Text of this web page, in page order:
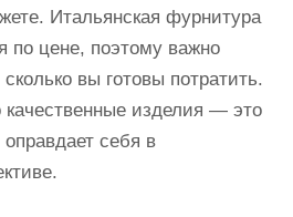
Итальянская фурнитура
по цене, поэтому важно
вы готовы потратить.
изделия — это
себя в